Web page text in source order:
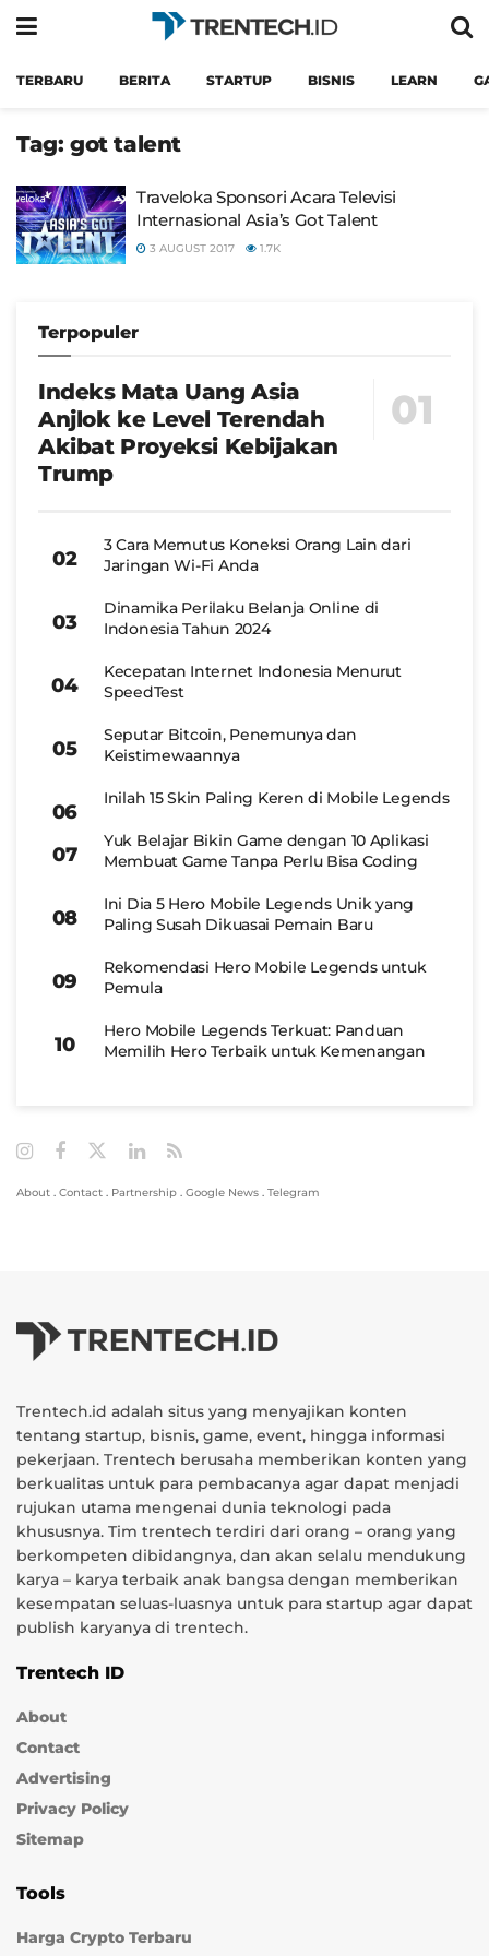
TERBARU BERITA STARTUP BISNIS LEARN
Tag: got talent
Traveloka Sponsori Acara Televisi
Internasional Asia’s Got Talent
3 AUGUST 2017 1.7K
Terpopuler
Indeks Mata Uang Asia
Anjlok ke Level Terendah
Akibat Proyeksi Kebijakan
Trump
3 Cara Memutus Koneksi Orang Lain dari
Jaringan Wi-Fi Anda
Dinamika Perilaku Belanja Online di
Indonesia Tahun 2024
Kecepatan Internet Indonesia Menurut
SpeedTest
Seputar Bitcoin, Penemunya dan
Keistimewaannya
Inilah 15 Skin Paling Keren di Mobile Legends
Yuk Belajar Bikin Game dengan 10 Aplikasi
Membuat Game Tanpa Perlu Bisa Coding
Ini Dia 5 Hero Mobile Legends Unik yang
Paling Susah Dikuasai Pemain Baru
Rekomendasi Hero Mobile Legends untuk
Pemula
Hero Mobile Legends Terkuat: Panduan
Memilih Hero Terbaik untuk Kemenangan
About . Contact . Partnership . Google News . Telegram
Trentech.id adalah situs yang menyajikan konten
tentang startup, bisnis, game, event, hingga informasi
pekerjaan. Trentech berusaha memberikan konten yang
berkualitas untuk para pembacanya agar dapat menjadi
rujukan utama mengenai dunia teknologi pada
khususnya. Tim trentech terdiri dari orang – orang yang
berkompeten dibidangnya, dan akan selalu mendukung
karya – karya terbaik anak bangsa dengan memberikan
kesempatan seluas-luasnya untuk para startup agar dapat
publish karyanya di trentech.
Trentech ID
About
Contact
Advertising
Privacy Policy
Sitemap
Tools
Harga Crypto Terbaru